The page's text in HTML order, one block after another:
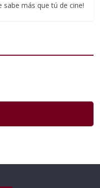
sabe más que tú de cine!